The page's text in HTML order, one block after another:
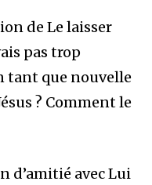
de Le laisser
pas trop
tant que nouvelle
? Comment le
d’amitié avec Lui